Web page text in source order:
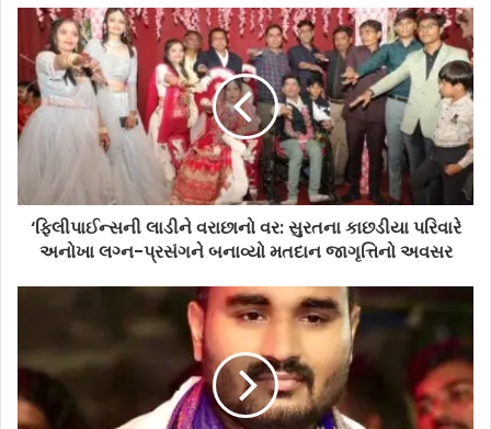
‘ફિલીપાઈન્સની લાડીને વરાછાનો વર: સુરતના કાછડીયા પરિવારે
અનોખા લગ્ન-પ્રસંગને બનાવ્યો મતદાન જાગૃત્તિનો અવસર